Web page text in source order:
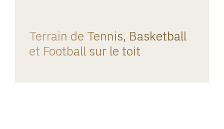
Terrain de Tennis, Basketball
et Football sur le toit